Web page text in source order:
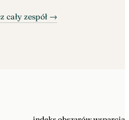
cały zespół →